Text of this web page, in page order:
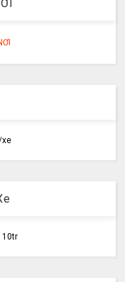
xe
10tr